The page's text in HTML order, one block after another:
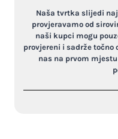
Naša tvrtka slijedi
provjeravamo od
naši kupci mogu
provjereni i sadrže točno
nas na prvom